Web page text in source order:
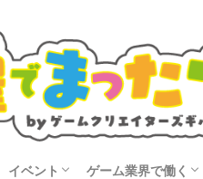
イベント ゲーム業界で働く